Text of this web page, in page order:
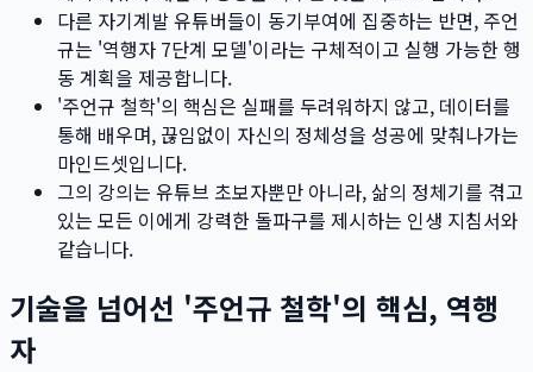
다른 자기계발 유튜버들이 동기부여에 집중하는 반면, 주언
규는 '역행자 7단계 모델'이라는 구체적이고 실행 가능한 행
동 계획을 제공합니다.
'주언규 철학'의 핵심은 실패를 두려워하지 않고, 데이터를
통해 배우며, 끊임없이 자신의 정체성을 성공에 맞춰나가는
마인드셋입니다.
그의 강의는 유튜브 초보자뿐만 아니라, 삶의 정체기를 겪고
있는 모든 이에게 강력한 돌파구를 제시하는 인생 지침서와
같습니다.
기술을 넘어선 '주언규 철학'의 핵심, 역행
자